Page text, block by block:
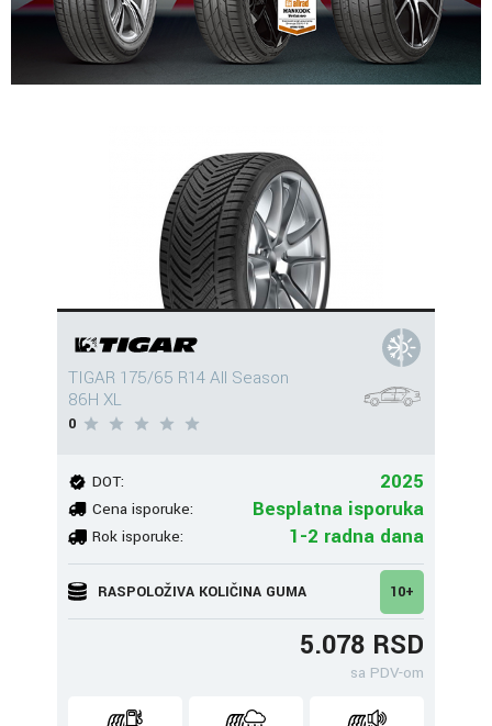
TIGAR 175/65 R14 All Season
86H XL
0
DOT: 2025
Cena isporuke: Besplatna isporuka
Rok isporuke: 1-2 radna dana
RASPOLOŽIVA KOLIČINA GUMA 10+
5.078 RSD
sa PDV-om